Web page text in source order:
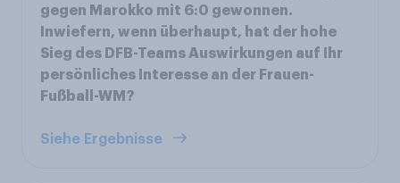
gegen Marokko mit 6:0 gewonnen.
Inwiefern, wenn überhaupt, hat der hohe
Sieg des DFB-Teams Auswirkungen auf Ihr
persönliches Interesse an der Frauen-
Fußball-WM?
Siehe Ergebnisse